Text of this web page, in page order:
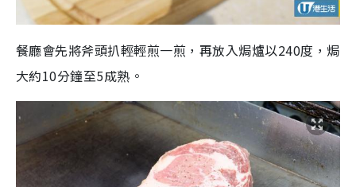
餐廳會先將斧頭扒輕輕煎一煎，再放入焗爐以240度，焗
大約10分鐘至5成熟。